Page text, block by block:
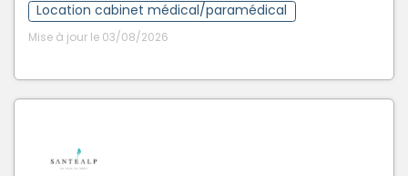
Location cabinet médical/paramédical
Mise à jour le 03/08/2026